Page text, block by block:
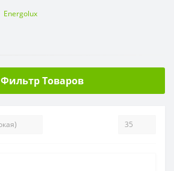
Energolux
Фильтр Товаров